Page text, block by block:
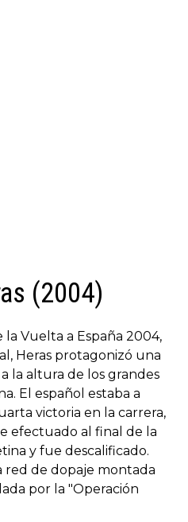
(2004)
Vuelta a España 2004,
Heras protagonizó una
la altura de los grandes
El español estaba a
victoria en la carrera,
efectuado al final de la
y fue descalificado.
red de dopaje montada
por la "Operación